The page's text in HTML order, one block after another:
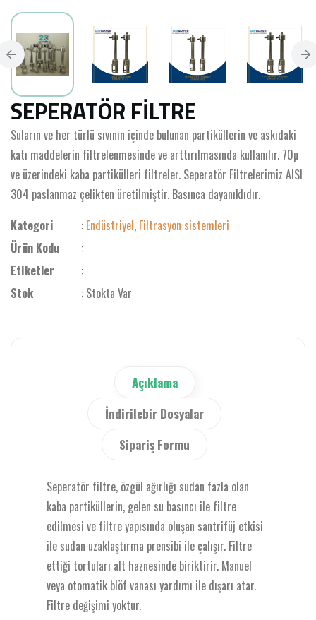
SEPERATÖR FİLTRE
Suların ve her türlü sıvının içinde bulunan partiküllerin ve askıdaki
katı maddelerin filtrelenmesinde ve arttırılmasında kullanılır. 70µ
ve üzerindeki kaba partikülleri filtreler. Seperatör Filtrelerimiz AISI
304 paslanmaz çelikten üretilmiştir. Basınca dayanıklıdır.
Kategori
: Endüstriyel, Filtrasyon sistemleri
Ürün Kodu
:
Etiketler
:
Stok
: Stokta Var
Açıklama
İndirilebir Dosyalar
Sipariş Formu
Seperatör filtre, özgül ağırlığı sudan fazla olan
kaba partiküllerin, gelen su basıncı ile filtre
edilmesi ve filtre yapısında oluşan santrifüj etkisi
ile sudan uzaklaştırma prensibi ile çalışır. Filtre
ettiği tortuları alt haznesinde biriktirir. Manuel
veya otomatik blöf vanası yardımı ile dışarı atar.
Filtre değişimi yoktur.